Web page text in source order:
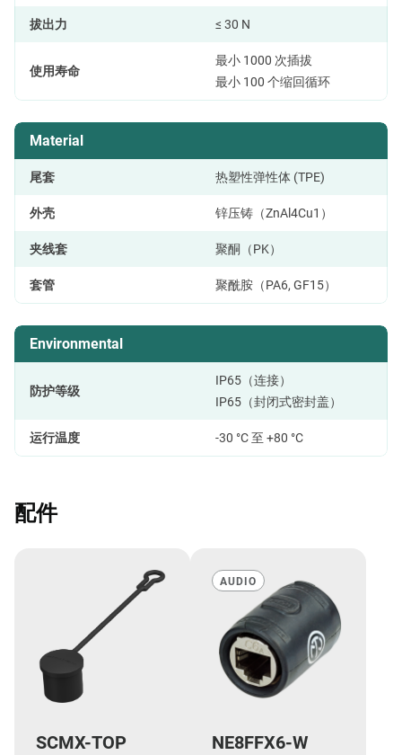
拔出力 ≤ 30 N
使用寿命
最小 1000 次插拔
最小 100 个缩回循环
Material
尾套 热塑性弹性体 (TPE)
外壳 锌压铸（ZnAl4Cu1）
夹线套 聚酮（PK）
套管 聚酰胺（PA6, GF15）
Environmental
防护等级
IP65（连接）
IP65（封闭式密封盖）
运行温度 -30 °C 至 +80 °C
配件
SCMX-TOP
AUDIO
NE8FFX6-W